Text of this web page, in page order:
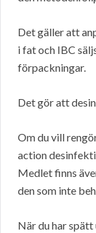
Det gäller att
i fat och IBC
förpackningar.
Det gör att
Om du vill
action
Medlet finns
den som inte
När du har